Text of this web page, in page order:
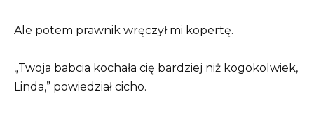
Ale potem prawnik wręczył mi kopertę.
„Twoja babcia kochała cię bardziej niż kogokolwiek,
Linda,” powiedział cicho.